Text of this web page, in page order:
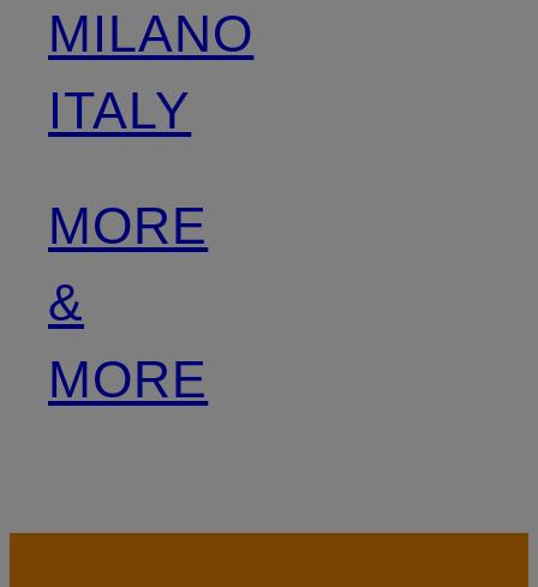
MILANO
ITALY
MORE
&
MORE